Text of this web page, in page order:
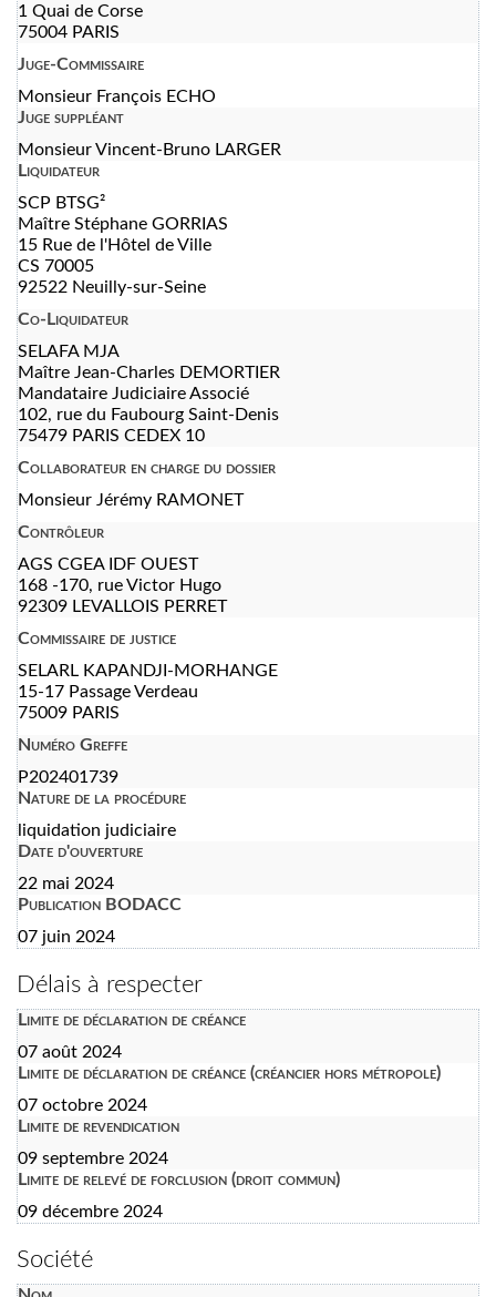
1 Quai de Corse
75004 PARIS
Juge-Commissaire
Monsieur François ECHO
Juge suppléant
Monsieur Vincent-Bruno LARGER
Liquidateur
SCP BTSG²
Maître Stéphane GORRIAS
15 Rue de l'Hôtel de Ville
CS 70005
92522 Neuilly-sur-Seine
Co-Liquidateur
SELAFA MJA
Maître Jean-Charles DEMORTIER
Mandataire Judiciaire Associé
102, rue du Faubourg Saint-Denis
75479 PARIS CEDEX 10
Collaborateur en charge du dossier
Monsieur Jérémy RAMONET
Contrôleur
AGS CGEA IDF OUEST
168 -170, rue Victor Hugo
92309 LEVALLOIS PERRET
Commissaire de justice
SELARL KAPANDJI-MORHANGE
15-17 Passage Verdeau
75009 PARIS
Numéro Greffe
P202401739
Nature de la procédure
liquidation judiciaire
Date d'ouverture
22 mai 2024
Publication BODACC
07 juin 2024
Délais à respecter
Limite de déclaration de créance
07 août 2024
Limite de déclaration de créance (créancier hors métropole)
07 octobre 2024
Limite de revendication
09 septembre 2024
Limite de relevé de forclusion (droit commun)
09 décembre 2024
Société